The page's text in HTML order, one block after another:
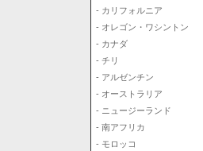
- カリフォルニア
- オレゴン・ワシントン
- カナダ
- チリ
- アルゼンチン
- オーストラリア
- ニュージーランド
- 南アフリカ
- モロッコ